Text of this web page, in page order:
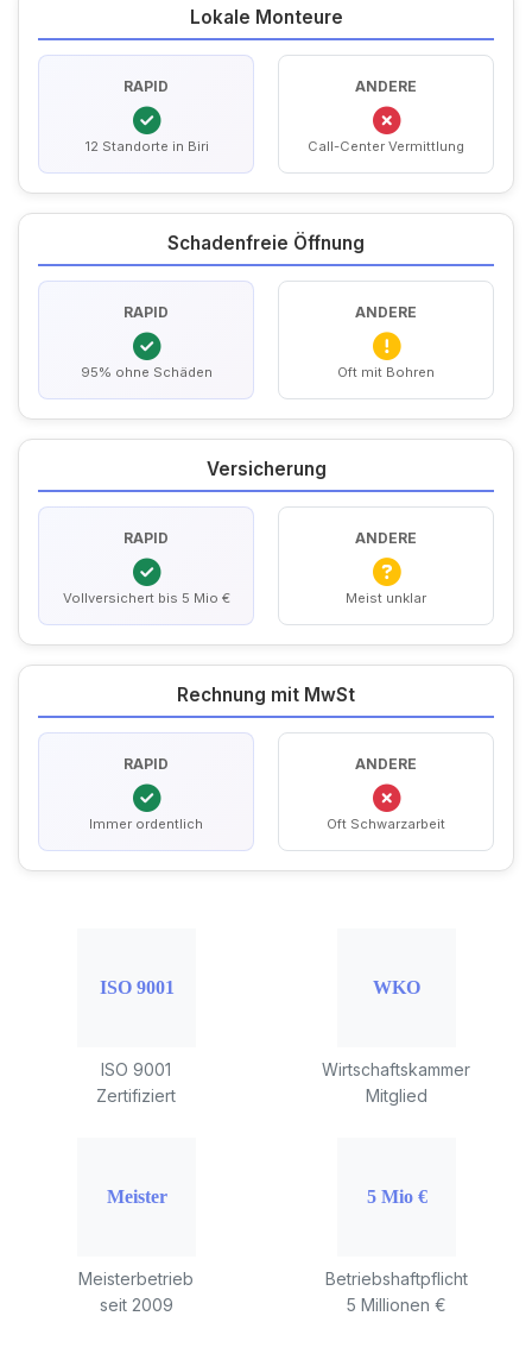
Lokale Monteure
RAPID
12 Standorte in Biri
ANDERE
Call-Center Vermittlung
Schadenfreie Öffnung
RAPID
95% ohne Schäden
ANDERE
Oft mit Bohren
Versicherung
RAPID
Vollversichert bis 5 Mio €
ANDERE
Meist unklar
Rechnung mit MwSt
RAPID
Immer ordentlich
ANDERE
Oft Schwarzarbeit
ISO 9001
Zertifiziert
Wirtschaftskammer
Mitglied
Meisterbetrieb
seit 2009
Betriebshaftpflicht
5 Millionen €